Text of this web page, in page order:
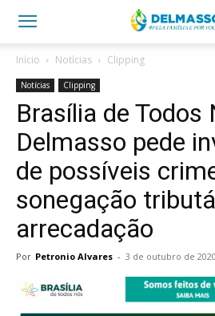
Início Notícias Clipping
Notícias Clipping
Brasília de Todos
Delmasso pede
de possíveis
sonegação
arrecadação
Por Petronio Alvares - 3 de outubro de 2020